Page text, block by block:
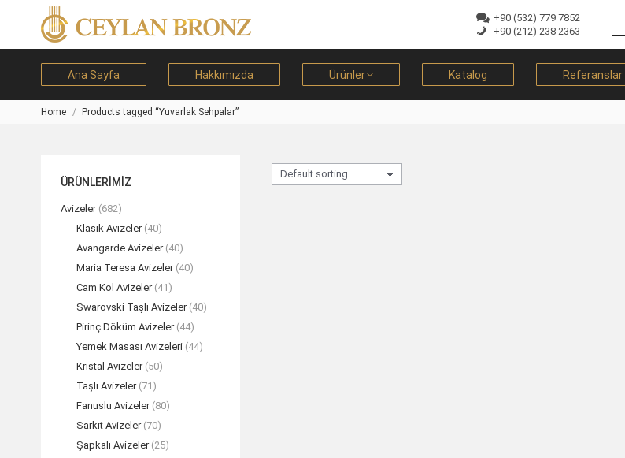
+90 (532) 779 7852
+90 (212) 238 2363
Ana Sayfa Hakkımızda Ürünler Katalog Referanslar
You are here:
Home Products tagged “Yuvarlak Sehpalar”
ÜRÜNLERİMİZ
Avizeler (682)
Klasik Avizeler (40)
Avangarde Avizeler (40)
Maria Teresa Avizeler (40)
Cam Kol Avizeler (41)
Swarovski Taşlı Avizeler (40)
Pirinç Döküm Avizeler (44)
Yemek Masası Avizeleri (44)
Kristal Avizeler (50)
Taşlı Avizeler (71)
Fanuslu Avizeler (80)
Sarkıt Avizeler (70)
Şapkalı Avizeler (25)